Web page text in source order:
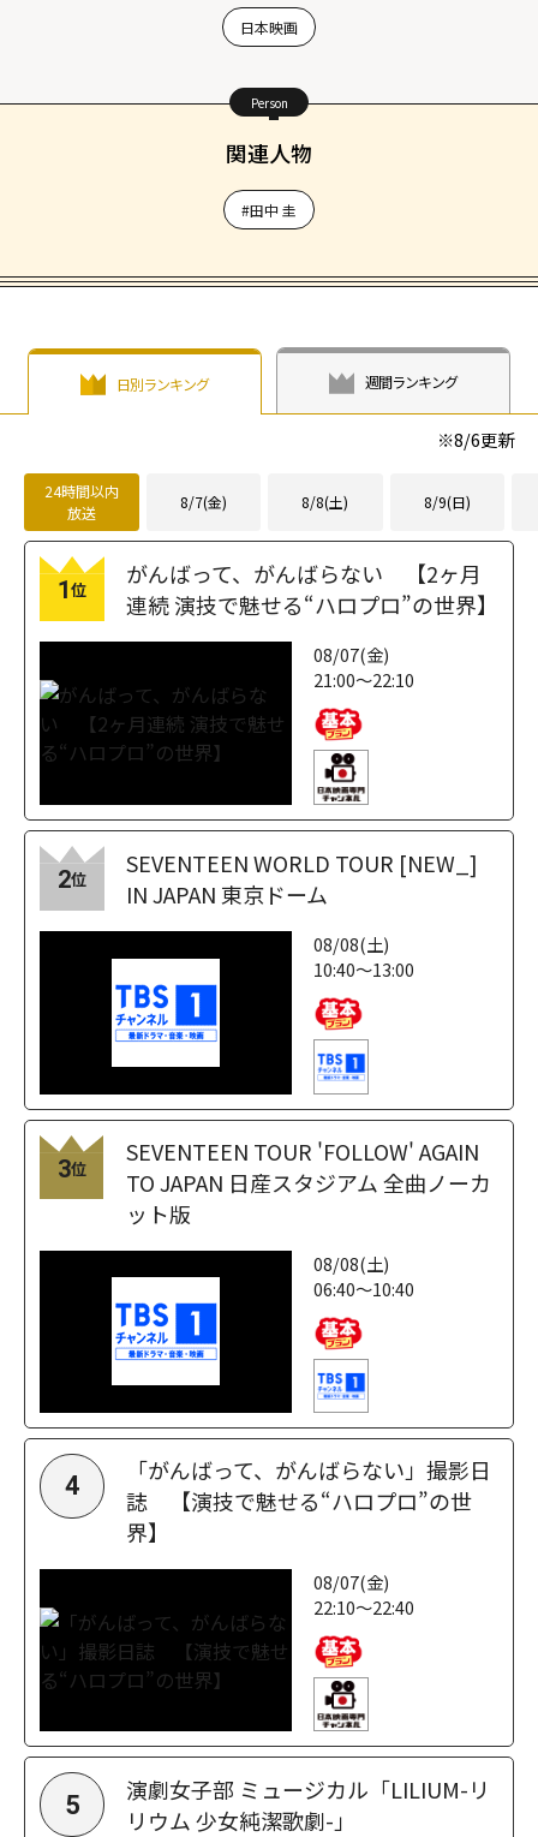
日本映画
Person
関連人物
#田中 圭
日別ランキング 週間ランキング
※8/6更新
24時間以内
放送
8/7(金) 8/8(土) 8/9(日)
1位
がんばって、がんばらない 【2ヶ月
連続 演技で魅せる“ハロプロ”の世界】
08/07(金)
21:00～22:10
2位
SEVENTEEN WORLD TOUR [NEW_]
IN JAPAN 東京ドーム
08/08(土)
10:40～13:00
3位
SEVENTEEN TOUR 'FOLLOW' AGAIN
TO JAPAN 日産スタジアム 全曲ノーカ
ット版
08/08(土)
06:40～10:40
4
「がんばって、がんばらない」撮影日
誌 【演技で魅せる“ハロプロ”の世
界】
08/07(金)
22:10～22:40
5
演劇女子部 ミュージカル「LILIUM-リ
リウム 少女純潔歌劇-」